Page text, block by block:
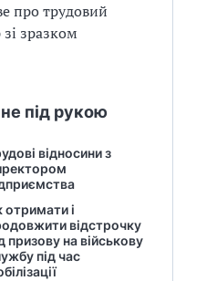
про трудовий
зі зразком
під рукою
відносини з
отримати і
відстрочку
призову на військову
під час